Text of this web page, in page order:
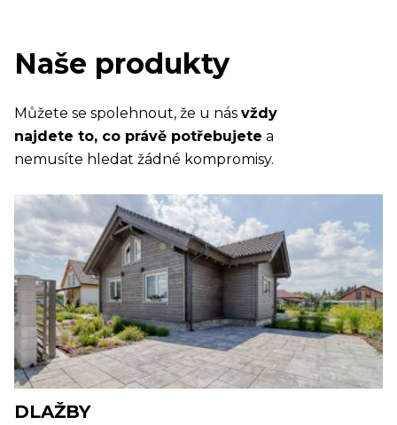
Naše produkty
Můžete se spolehnout, že u nás vždy
najdete to, co právě potřebujete a
nemusíte hledat žádné kompromisy.
DLAŽBY